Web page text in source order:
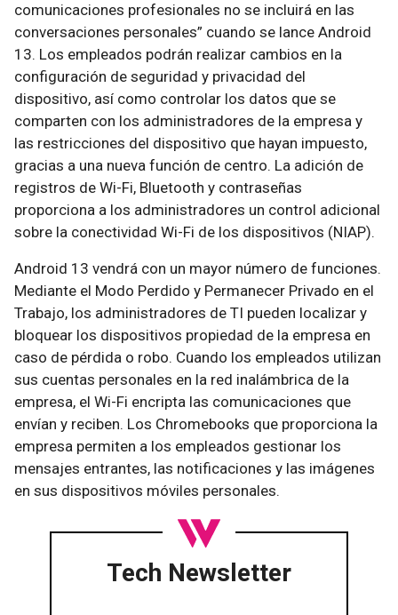
comunicaciones profesionales no se incluirá en las
conversaciones personales” cuando se lance Android
13. Los empleados podrán realizar cambios en la
configuración de seguridad y privacidad del
dispositivo, así como controlar los datos que se
comparten con los administradores de la empresa y
las restricciones del dispositivo que hayan impuesto,
gracias a una nueva función de centro. La adición de
registros de Wi-Fi, Bluetooth y contraseñas
proporciona a los administradores un control adicional
sobre la conectividad Wi-Fi de los dispositivos (NIAP).
Android 13 vendrá con un mayor número de funciones.
Mediante el Modo Perdido y Permanecer Privado en el
Trabajo, los administradores de TI pueden localizar y
bloquear los dispositivos propiedad de la empresa en
caso de pérdida o robo. Cuando los empleados utilizan
sus cuentas personales en la red inalámbrica de la
empresa, el Wi-Fi encripta las comunicaciones que
envían y reciben. Los Chromebooks que proporciona la
empresa permiten a los empleados gestionar los
mensajes entrantes, las notificaciones y las imágenes
en sus dispositivos móviles personales.
Tech Newsletter